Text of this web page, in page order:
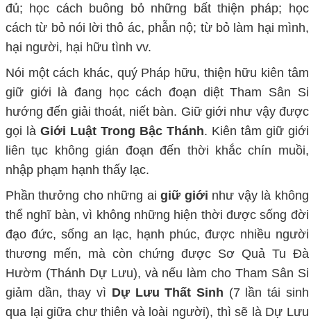
đủ; học cách buông bỏ những bất thiện pháp; học
cách từ bỏ nói lời thô ác, phẫn nộ; từ bỏ làm hại mình,
hại người, hại hữu tình vv.
Nói một cách khác, quý Pháp hữu, thiện hữu kiên tâm
giữ giới là đang học cách đoạn diệt Tham Sân Si
hướng đến giải thoát, niết bàn. Giữ giới như vậy được
gọi là Giới Luật Trong Bậc Thánh. Kiên tâm giữ giới
liên tục không gián đoạn đến thời khắc chín muồi,
nhập phạm hạnh thấy lạc.
Phần thưởng cho những aigiữ giới như vậy là không
thể nghĩ bàn, vì không những hiện thời được sống đời
đạo đức, sống an lạc, hạnh phúc, được nhiều người
thương mến, mà còn chứng được Sơ Quả Tu Đà
Hườm (Thánh Dự Lưu), và nếu làm cho Tham Sân Si
giảm dần, thay vì Dự Lưu Thất Sinh (7 lần tái sinh
qua lại giữa chư thiên và loài người), thì sẽ là Dự Lưu